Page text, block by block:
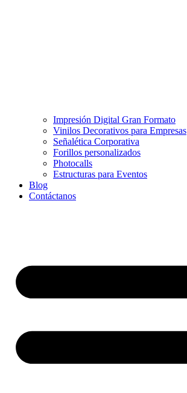
Impresión Digital Gran Formato
Vinilos Decorativos para Empresas
Señalética Corporativa
Forillos personalizados
Photocalls
Estructuras para Eventos
Blog
Contáctanos